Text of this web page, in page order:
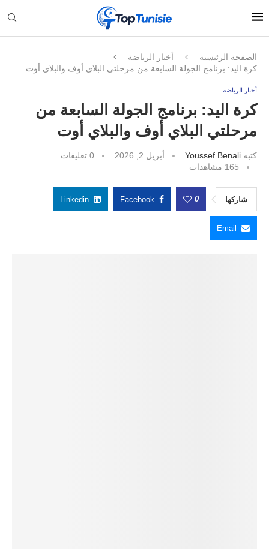
الصفحة الرئيسية
أخبار الرياضة
كرة اليد: برنامج الجولة السابعة من مرحلتي البلاي أوف والبلاي أوت
أخبار الرياضة
كرة اليد: برنامج الجولة السابعة من
مرحلتي البلاي أوف والبلاي أوت
كتبه Youssef Benali أبريل 2, 2026
0 تعليقات
165 مشاهدات
شاركها 0
Facebook
Linkedin
Email